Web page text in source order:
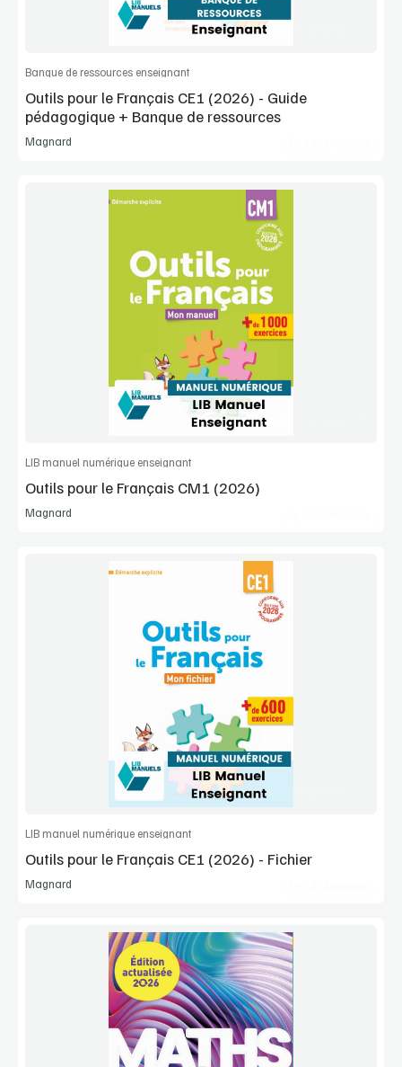
Commander l'article
Banque de ressources enseignant
Outils pour le Français CE1 (2026) - Guide
pédagogique + Banque de ressources
Magnard
Voir la démo
Extrait
Commander l'article
LIB manuel numérique enseignant
Outils pour le Français CM1 (2026)
Magnard
Voir la démo
Extrait
Commander l'article
LIB manuel numérique enseignant
Outils pour le Français CE1 (2026) - Fichier
Magnard
Voir la démo